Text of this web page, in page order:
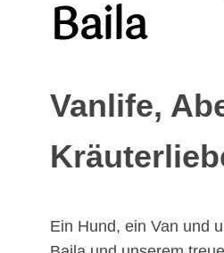
Baila
Vanlife,
Ein Hund, ein Van und